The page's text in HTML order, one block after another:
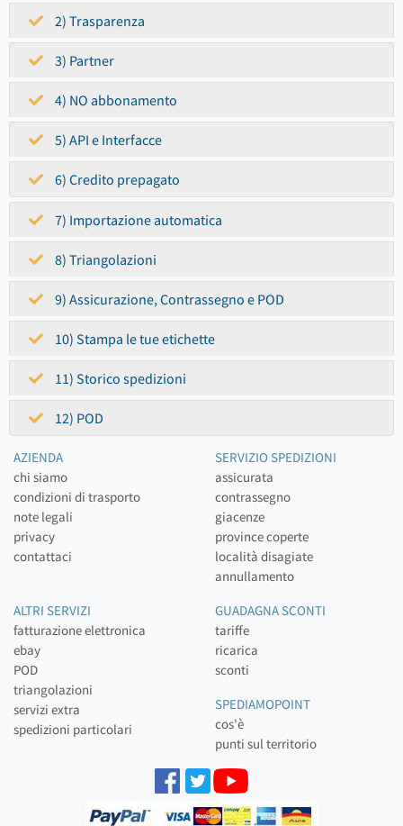
2) Trasparenza
3) Partner
4) NO abbonamento
5) API e Interfacce
6) Credito prepagato
7) Importazione automatica
8) Triangolazioni
9) Assicurazione, Contrassegno e POD
10) Stampa le tue etichette
11) Storico spedizioni
12) POD
AZIENDA
chi siamo
condizioni di trasporto
note legali
privacy
contattaci
SERVIZIO SPEDIZIONI
assicurata
contrassegno
giacenze
province coperte
località disagiate
annullamento
ALTRI SERVIZI
fatturazione elettronica
ebay
POD
triangolazioni
servizi extra
spedizioni particolari
GUADAGNA SCONTI
tariffe
ricarica
sconti
SPEDIAMOPOINT
cos'è
punti sul territorio